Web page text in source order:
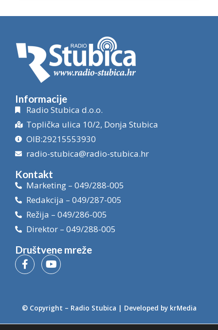
Informacije
Radio Stubica d.o.o.
Toplička ulica 10/2, Donja Stubica
OIB:29215553930
radio-stubica@radio-stubica.hr
Kontakt
Marketing – 049/288-005
Redakcija – 049/287-005
Režija – 049/286-005
Direktor – 049/288-005
Društvene mreže
© Copyright – Radio Stubica | Developed by krMedia